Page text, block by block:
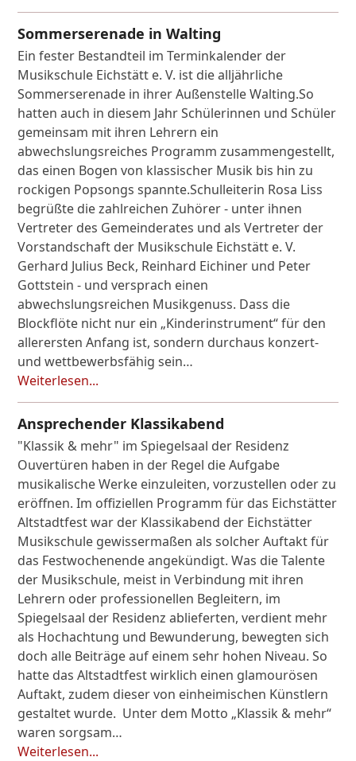
Sommerserenade in Walting
Ein fester Bestandteil im Terminkalender der
Musikschule Eichstätt e. V. ist die alljährliche
Sommerserenade in ihrer Außenstelle Walting.So
hatten auch in diesem Jahr Schülerinnen und Schüler
gemeinsam mit ihren Lehrern ein
abwechslungsreiches Programm zusammengestellt,
das einen Bogen von klassischer Musik bis hin zu
rockigen Popsongs spannte.Schulleiterin Rosa Liss
begrüßte die zahlreichen Zuhörer - unter ihnen
Vertreter des Gemeinderates und als Vertreter der
Vorstandschaft der Musikschule Eichstätt e. V.
Gerhard Julius Beck, Reinhard Eichiner und Peter
Gottstein - und versprach einen
abwechslungsreichen Musikgenuss. Dass die
Blockflöte nicht nur ein „Kinderinstrument“ für den
allerersten Anfang ist, sondern durchaus konzert-
und wettbewerbsfähig sein…
Weiterlesen...
Ansprechender Klassikabend
"Klassik & mehr" im Spiegelsaal der Residenz
Ouvertüren haben in der Regel die Aufgabe
musikalische Werke einzuleiten, vorzustellen oder zu
eröffnen. Im offiziellen Programm für das Eichstätter
Altstadtfest war der Klassikabend der Eichstätter
Musikschule gewissermaßen als solcher Auftakt für
das Festwochenende angekündigt. Was die Talente
der Musikschule, meist in Verbindung mit ihren
Lehrern oder professionellen Begleitern, im
Spiegelsaal der Residenz ablieferten, verdient mehr
als Hochachtung und Bewunderung, bewegten sich
doch alle Beiträge auf einem sehr hohen Niveau. So
hatte das Altstadtfest wirklich einen glamourösen
Auftakt, zudem dieser von einheimischen Künstlern
gestaltet wurde. Unter dem Motto „Klassik & mehr“
waren sorgsam…
Weiterlesen...